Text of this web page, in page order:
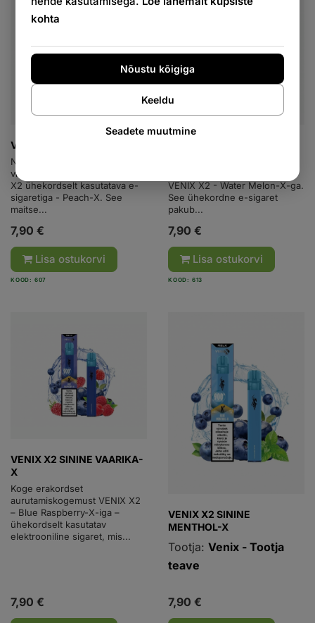
kohta
Nõustu kõigiga
Keeldu
Seadete muutmine
KOOD: 607
VENIX X2 PEACH-X
Nautige mahlase ja magusa
virsiku rikkalikku maitset VENIX
X2 ühekordselt kasutatava e-
sigaretiga - Peach-X. See
maitse...
7,90 €
Lisa ostukorvi
KOOD: 613
VENIX X2 - Water Melon-X-ga.
See ühekordne e-sigaret
pakub...
7,90 €
Lisa ostukorvi
VENIX X2 SININE VAARIKA-
X
Koge erakordset
aurutamiskogemust VENIX X2
– Blue Raspberry-X-iga –
ühekordselt kasutatav
elektrooniline sigaret, mis...
7,90 €
VENIX X2 SININE
MENTHOL-X
Tootja: Venix - Tootja
teave
7,90 €